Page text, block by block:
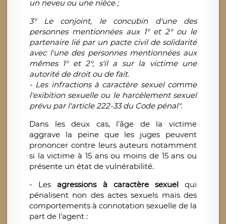
un neveu ou une nièce ;
3° Le conjoint, le concubin d'une des
personnes mentionnées aux 1° et 2° ou le
partenaire lié par un pacte civil de solidarité
avec l'une des personnes mentionnées aux
mêmes 1° et 2°, s'il a sur la victime une
autorité de droit ou de fait.
- Les infractions à caractère sexuel comme
l'exibition sexuelle ou le harcèlement sexuel
prévu par l'article 222-33 du Code pénal".
Dans les deux cas, l'âge de la victime
aggrave la peine que les juges peuvent
prononcer contre leurs auteurs notamment
si la victime à 15 ans ou moins de 15 ans ou
présente un état de vulnérabilité.
- Lesagressions à caractère sexuel qui
pénalisent non des actes sexuels mais des
comportements à connotation sexuelle de la
part de l'agent :